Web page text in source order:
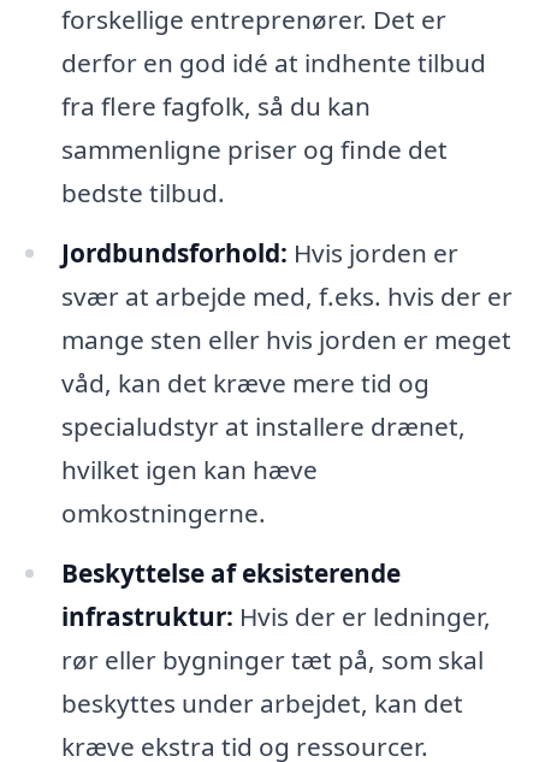
forskellige entreprenører. Det er
derfor en god idé at indhente tilbud
fra flere fagfolk, så du kan
sammenligne priser og finde det
bedste tilbud.
Jordbundsforhold: Hvis jorden er
svær at arbejde med, f.eks. hvis der er
mange sten eller hvis jorden er meget
våd, kan det kræve mere tid og
specialudstyr at installere drænet,
hvilket igen kan hæve
omkostningerne.
Beskyttelse af eksisterende
infrastruktur: Hvis der er ledninger,
rør eller bygninger tæt på, som skal
beskyttes under arbejdet, kan det
kræve ekstra tid og ressourcer.